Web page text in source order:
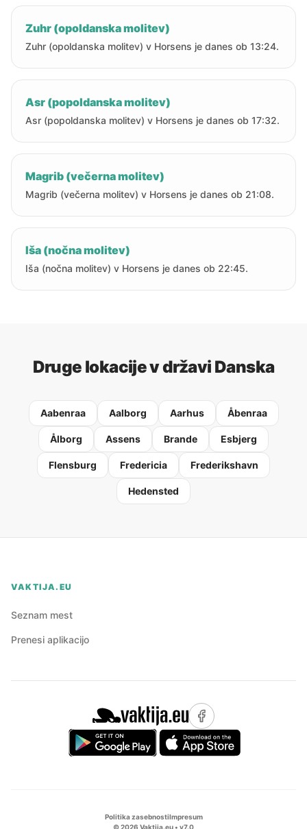
Zuhr (opoldanska molitev)
Zuhr (opoldanska molitev) v Horsens je danes ob 13:24.
Asr (popoldanska molitev)
Asr (popoldanska molitev) v Horsens je danes ob 17:32.
Magrib (večerna molitev)
Magrib (večerna molitev) v Horsens je danes ob 21:08.
Iša (nočna molitev)
Iša (nočna molitev) v Horsens je danes ob 22:45.
Druge lokacije v državi Danska
Aabenraa Aalborg Aarhus Åbenraa
Ålborg Assens Brande Esbjerg
Flensburg Fredericia Frederikshavn
Hedensted
VAKTIJA.EU
Seznam mest
Prenesi aplikacijo
Politika zasebnostiImpresum
©2026 Vaktija.eu • v7.0